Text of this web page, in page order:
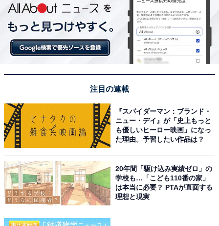
注目の連載
『スパイダーマン：ブランド・
ニュー・デイ』が「史上もっと
も優しいヒーロー映画」になっ
た理由。予習したい作品は？
20年間「駆け込み実績ゼロ」の
学校も…「こども110番の家」
は本当に必要？ PTAが直面する
理想と現実